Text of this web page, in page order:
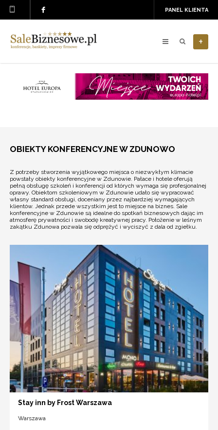
PANEL KLIENTA
+
OBIEKTY KONFERENCYJNE W ZDUNOWO
Z potrzeby stworzenia wyjątkowego miejsca o niezwykłym klimacie
powstały obiekty konferencyjne w Zdunowie. Pałace i hotele oferują
pełną obsługę szkoleń i konferencji od których wymaga się profesjonalnej
oprawy. Obiektom szkoleniowym w Zdunowie udało się wypracować
własny standard obsługi, doceniany przez najbardziej wymagających
klientów. Jednak przede wszystkim jest to miejsce na biznes. Sale
konferencyjne w Zdunowie są idealne do spotkań biznesowych dając im
atmosferę prywatności i swobodę kreatywnej pracy. Położenie w leśnym
zakątku Zdunowa pozwala się odprężyć i wyciszyć z dala od zgiełku.
Stay inn by Frost Warszawa
Warszawa